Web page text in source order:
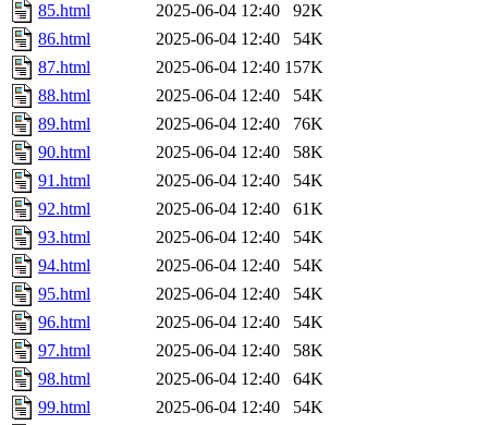
85.html
2025-06-04 12:40
92K
86.html
2025-06-04 12:40
54K
87.html
2025-06-04 12:40 157K
88.html
2025-06-04 12:40
54K
89.html
2025-06-04 12:40
76K
90.html
2025-06-04 12:40
58K
91.html
2025-06-04 12:40
54K
92.html
2025-06-04 12:40
61K
93.html
2025-06-04 12:40
54K
94.html
2025-06-04 12:40
54K
95.html
2025-06-04 12:40
54K
96.html
2025-06-04 12:40
54K
97.html
2025-06-04 12:40
58K
98.html
2025-06-04 12:40
64K
99.html
2025-06-04 12:40
54K